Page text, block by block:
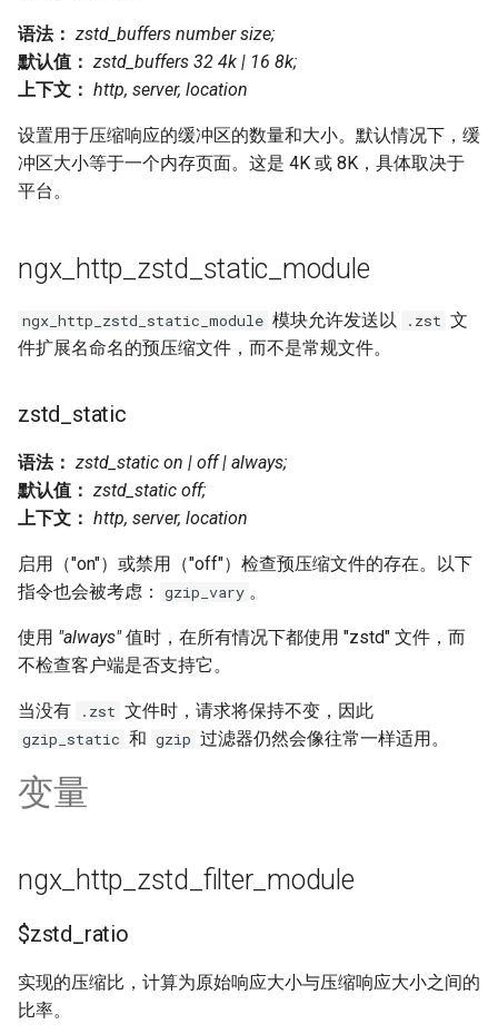
newrelic
nsq
ntlm
openidc
prettycjson
pubsub
qless-web
qless
rabbitmqstomp
rack
radixtree
redis-connector
redis-ratelimit
redis
repl
reqargs
语法： zstd_buffers number size;
默认值： zstd_buffers 32 4k | 16 8k;
上下文： http, server, location
设置用于压缩响应的缓冲区的数量和大小。默认情况下，缓
冲区大小等于一个内存页面。这是 4K 或 8K，具体取决于
平台。
ngx_http_zstd_static_module
ngx_http_zstd_static_module 模块允许发送以 .zst 文
件扩展名命名的预压缩文件，而不是常规文件。
zstd_static
语法： zstd_static on | off | always;
默认值： zstd_static off;
上下文： http, server, location
启用（"on"）或禁用（"off"）检查预压缩文件的存在。以下
指令也会被考虑：
gzip_vary 。
使用 "always"值时，在所有情况下都使用 "zstd" 文件，而
不检查客户端是否支持它。
当没有 .zst 文件时，请求将保持不变，因此
gzip_static 和 gzip 过滤器仍然会像往常一样适用。
变量
ngx_http_zstd_filter_module
$zstd_ratio
实现的压缩比，计算为原始响应大小与压缩响应大小之间的
比率。